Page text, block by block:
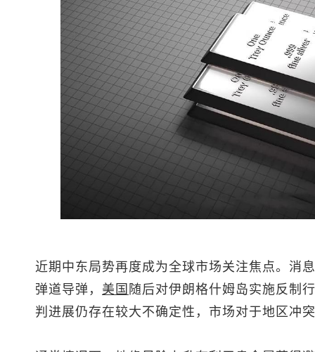
近期中东局势再度成为全球市场关注焦点。消
弹道导弹， 美国 随后对伊朗格什姆岛实施反制
判进展仍存在较大不确定性，市场对于地区冲